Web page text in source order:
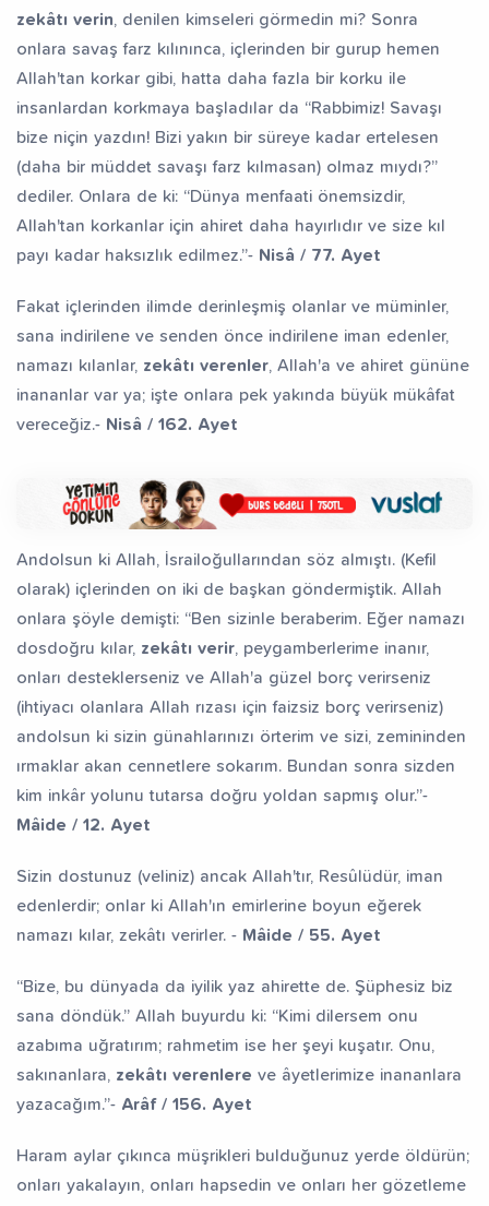
zekâtı verin, denilen kimseleri görmedin mi? Sonra
onlara savaş farz kılınınca, içlerinden bir gurup hemen
Allah'tan korkar gibi, hatta daha fazla bir korku ile
insanlardan korkmaya başladılar da “Rabbimiz! Savaşı
bize niçin yazdın! Bizi yakın bir süreye kadar ertelesen
(daha bir müddet savaşı farz kılmasan) olmaz mıydı?”
dediler. Onlara de ki: “Dünya menfaati önemsizdir,
Allah'tan korkanlar için ahiret daha hayırlıdır ve size kıl
payı kadar haksızlık edilmez.”- Nisâ / 77. Ayet
Fakat içlerinden ilimde derinleşmiş olanlar ve müminler,
sana indirilene ve senden önce indirilene iman edenler,
namazı kılanlar, zekâtı verenler, Allah'a ve ahiret gününe
inananlar var ya; işte onlara pek yakında büyük mükâfat
vereceğiz.- Nisâ / 162. Ayet
Andolsun ki Allah, İsrailoğullarından söz almıştı. (Kefil
olarak) içlerinden on iki de başkan göndermiştik. Allah
onlara şöyle demişti: “Ben sizinle beraberim. Eğer namazı
dosdoğru kılar, zekâtı verir, peygamberlerime inanır,
onları desteklerseniz ve Allah'a güzel borç verirseniz
(ihtiyacı olanlara Allah rızası için faizsiz borç verirseniz)
andolsun ki sizin günahlarınızı örterim ve sizi, zemininden
ırmaklar akan cennetlere sokarım. Bundan sonra sizden
kim inkâr yolunu tutarsa doğru yoldan sapmış olur.”-
Mâide / 12. Ayet
Sizin dostunuz (veliniz) ancak Allah'tır, Resûlüdür, iman
edenlerdir; onlar ki Allah'ın emirlerine boyun eğerek
namazı kılar, zekâtı verirler. - Mâide / 55. Ayet
“Bize, bu dünyada da iyilik yaz ahirette de. Şüphesiz biz
sana döndük.” Allah buyurdu ki: “Kimi dilersem onu
azabıma uğratırım; rahmetim ise her şeyi kuşatır. Onu,
sakınanlara, zekâtı verenlere ve âyetlerimize inananlara
yazacağım.”- Arâf / 156. Ayet
Haram aylar çıkınca müşrikleri bulduğunuz yerde öldürün;
onları yakalayın, onları hapsedin ve onları her gözetleme